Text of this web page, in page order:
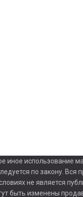
использование
по закону.
не является
быть изменены